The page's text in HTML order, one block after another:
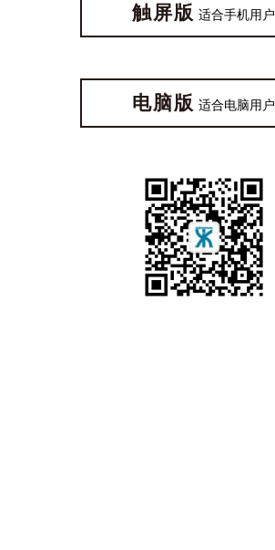
触屏版 适合手机用户
电脑版 适合电脑用户